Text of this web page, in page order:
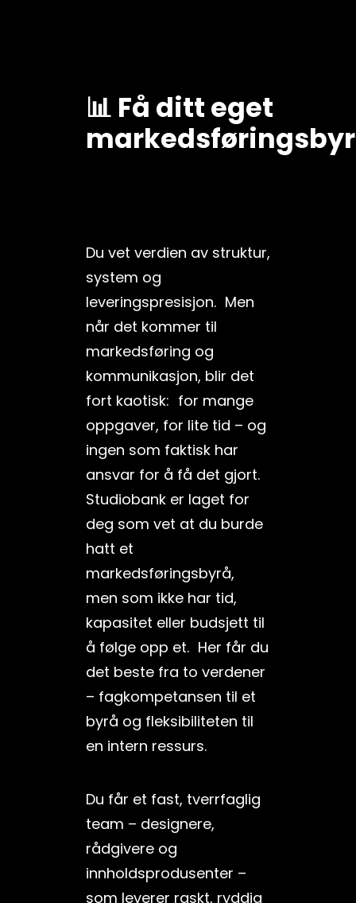
📊 Få ditt eget
Du vet verdien av struktur,
system og
leveringspresisjon. Men
når det kommer til
markedsføring og
kommunikasjon, blir det
fort kaotisk: for mange
oppgaver, for lite tid – og
ingen som faktisk har
ansvar for å få det gjort.
Studiobank er laget for
deg som vet at du burde
hatt et
markedsføringsbyrå,
men som ikke har tid,
kapasitet eller budsjett til
å følge opp et. Her får du
det beste fra to verdener
– fagkompetansen til et
byrå og fleksibiliteten til
en intern ressurs.
Du får et fast, tverrfaglig
team – designere,
rådgivere og
innholdsprodusenter –
som leverer raskt, ryddig